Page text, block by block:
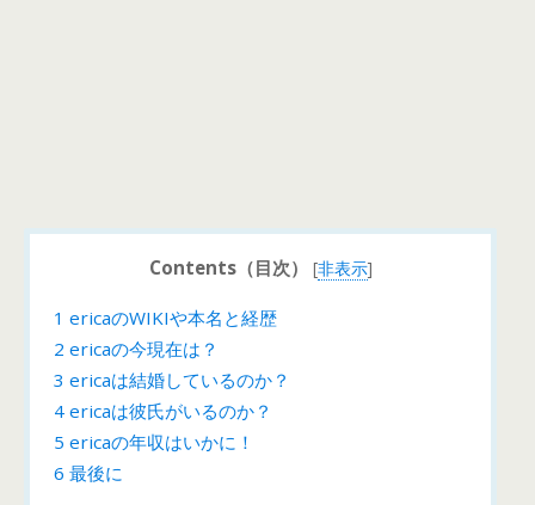
Contents（目次） [非表示]
1 ericaのWIKIや本名と経歴
2 ericaの今現在は？
3 ericaは結婚しているのか？
4 ericaは彼氏がいるのか？
5 ericaの年収はいかに！
6 最後に